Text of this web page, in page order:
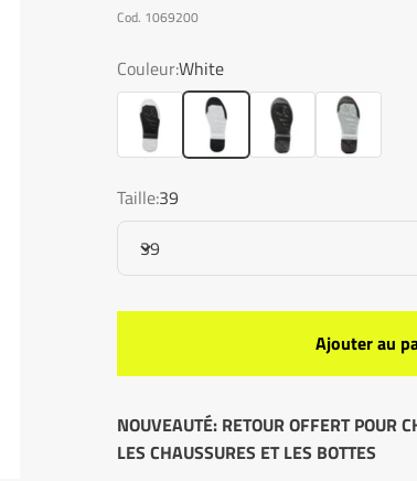
Cod. 1069200
Couleur:White
Black
White Black/BlackGrey/Black
Taille:39
39
Ajouter au
NOUVEAUTÉ: RETOUR OFFERT POUR
LES CHAUSSURES ET LES BOTTES